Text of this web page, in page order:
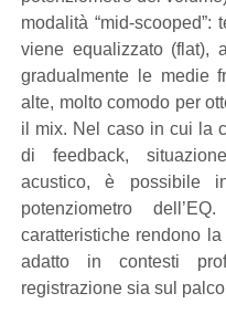
modalità “mid-
viene equalizzato (flat),
gradualmente le medie
alte, molto comodo per
il mix. Nel caso in cui la
di feedback,
acustico, è possibile
potenziometro
caratteristiche rendono
adatto in contesti
registrazione sia sul